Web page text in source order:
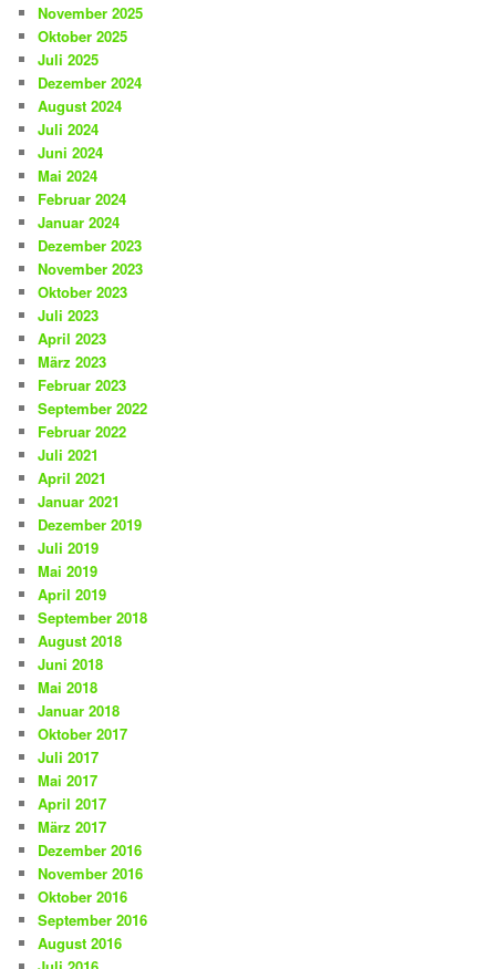
November 2025
Oktober 2025
Juli 2025
Dezember 2024
August 2024
Juli 2024
Juni 2024
Mai 2024
Februar 2024
Januar 2024
Dezember 2023
November 2023
Oktober 2023
Juli 2023
April 2023
März 2023
Februar 2023
September 2022
Februar 2022
Juli 2021
April 2021
Januar 2021
Dezember 2019
Juli 2019
Mai 2019
April 2019
September 2018
August 2018
Juni 2018
Mai 2018
Januar 2018
Oktober 2017
Juli 2017
Mai 2017
April 2017
März 2017
Dezember 2016
November 2016
Oktober 2016
September 2016
August 2016